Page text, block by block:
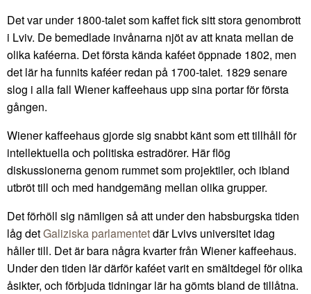
Det var under 1800-talet som kaffet fick sitt stora genombrott
i Lviv. De bemedlade invånarna njöt av att knata mellan de
olika kaféerna. Det första kända kaféet öppnade 1802, men
det lär ha funnits kaféer redan på 1700-talet. 1829 senare
slog i alla fall Wiener kaffeehaus upp sina portar för första
gången.
Wiener kaffeehaus gjorde sig snabbt känt som ett tillhåll för
intellektuella och politiska estradörer. Här flög
diskussionerna genom rummet som projektiler, och ibland
utbröt till och med handgemäng mellan olika grupper.
Det förhöll sig nämligen så att under den habsburgska tiden
låg detGaliziska parlamentetdär Lvivs universitet idag
håller till. Det är bara några kvarter från Wiener kaffeehaus.
Under den tiden lär därför kaféet varit en smältdegel för olika
åsikter, och förbjuda tidningar lär ha gömts bland de tillåtna.